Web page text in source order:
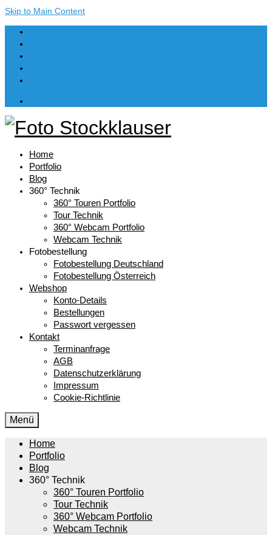
Skip to Main Content
Home
Portfolio
Blog
360° Technik
360° Touren Portfolio
Tour Technik
360° Webcam Portfolio
Webcam Technik
Fotobestellung
Fotobestellung Deutschland
Fotobestellung Österreich
Webshop
Konto-Details
Bestellungen
Passwort vergessen
Kontakt
Terminanfrage
AGB
Datenschutzerklärung
Impressum
Cookie-Richtlinie
Menü
Home
Portfolio
Blog
360° Technik
360° Touren Portfolio
Tour Technik
360° Webcam Portfolio
Webcam Technik